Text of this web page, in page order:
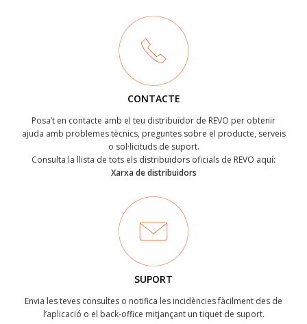
CONTACTE
Posa’t en contacte amb el teu distribuïdor de REVO per obtenir
ajuda amb problemes tècnics, preguntes sobre el producte, serveis
o sol·licituds de suport.
Consulta la llista de tots els distribuïdors oficials de REVO aquí:
Xarxa de distribuidors
SUPORT
Envia les teves consultes o notifica les incidències fàcilment des de
l’aplicació o el back-office mitjançant un tiquet de suport.